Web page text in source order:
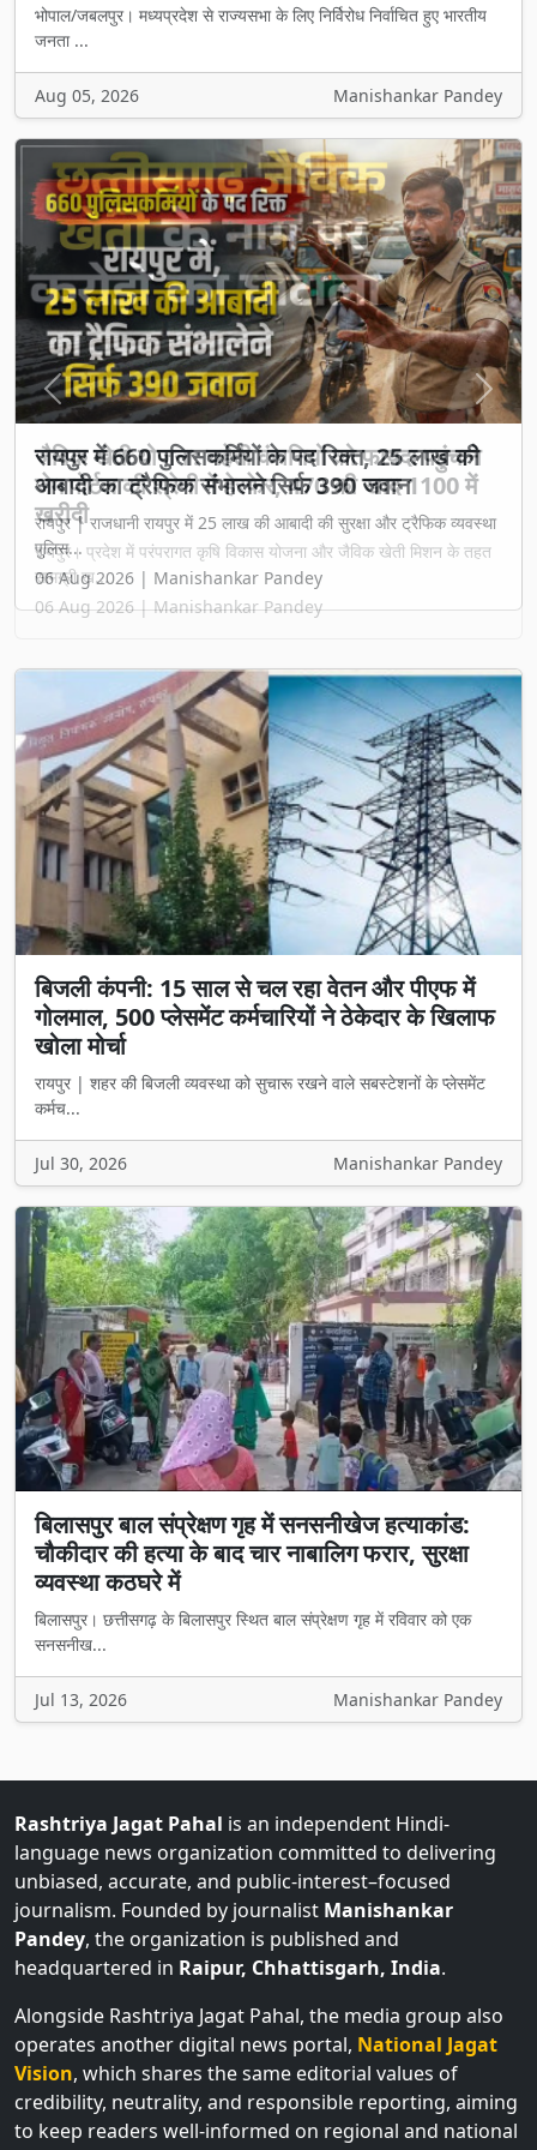
भोपाल/जबलपुर। मध्यप्रदेश से राज्यसभा के लिए निर्विरोध निर्वाचित हुए भारतीय
जनता ...
Aug 05, 2026 Manishankar Pandey
जैविक खेती योजना: चहेती कंपनियों को फायदा पहुंचाने
जेम पोर्टल की श्रेणी में हेरफेर, 470 की खाद 1100 में
खरीदी
रायपुर। प्रदेश में परंपरागत कृषि विकास योजना और जैविक खेती मिशन के तहत
सामग्री ख...
06 Aug 2026 | Manishankar Pandey
Previous Next
बिजली कंपनी: 15 साल से चल रहा वेतन और पीएफ में
गोलमाल, 500 प्लेसमेंट कर्मचारियों ने ठेकेदार के खिलाफ
खोला मोर्चा
रायपुर | शहर की बिजली व्यवस्था को सुचारू रखने वाले सबस्टेशनों के प्लेसमेंट
कर्मच...
Jul 30, 2026 Manishankar Pandey
बिलासपुर बाल संप्रेक्षण गृह में सनसनीखेज हत्याकांड:
चौकीदार की हत्या के बाद चार नाबालिग फरार, सुरक्षा
व्यवस्था कठघरे में
बिलासपुर। छत्तीसगढ़ के बिलासपुर स्थित बाल संप्रेक्षण गृह में रविवार को एक
सनसनीख...
Jul 13, 2026 Manishankar Pandey
Rashtriya Jagat Pahal is an independent Hindi-
language news organization committed to delivering
unbiased, accurate, and public-interest–focused
journalism. Founded by journalist Manishankar
Pandey, the organization is published and
headquartered in Raipur, Chhattisgarh, India.
Alongside Rashtriya Jagat Pahal, the media group also
operates another digital news portal, National Jagat
Vision, which shares the same editorial values of
credibility, neutrality, and responsible reporting, aiming
to keep readers well-informed on regional and national